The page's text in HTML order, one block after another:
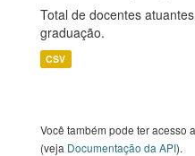
Total de docentes
graduação.
CSV
Você também pode ter acesso
(veja Documentação da API).